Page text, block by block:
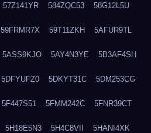
57Z141YR 584ZQC53 58G12L5U
59FRMR7X 59T11ZKH 5AFUR9TL
5ASS9KJO 5AY4N3YE 5B3AF4SH
5DFYUFZ0 5DKYT31C 5DM253CG
5F447S51 5FMM242C 5FNR39CT
5H18E5N3 5H4C8VII 5HANI4XK